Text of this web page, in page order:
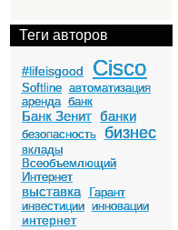
Теги авторов
#lifeisgood Cisco
Softline автоматизация
аренда банк
Банк Зенит банки
безопасность бизнес
вклады
Всеобъемлющий
Интернет
выставка
Гарант
инвестиции инновации
интернет